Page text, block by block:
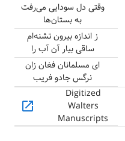
وقتی دل سودایی می‌رفت
به بستان‌ها
ز اندازه بیرون تشنه‌ام
ساقی بیار آن آب را
ای مسلمانان فغان زان
نرگس جادو فریب
Digitized
Walters
Manuscripts
open_in_new